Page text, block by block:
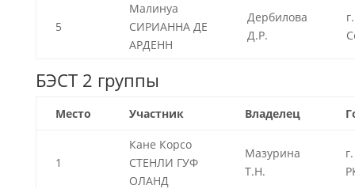
5
Малинуа
СИРИАННА ДЕ
АРДЕНН
Дербилова
Д.Р.
г.
БЭСТ 2 группы
Место Участник Владелец
1
Кане Корсо
СТЕНЛИ ГУФ
ОЛАНД
Мазурина
Т.Н.